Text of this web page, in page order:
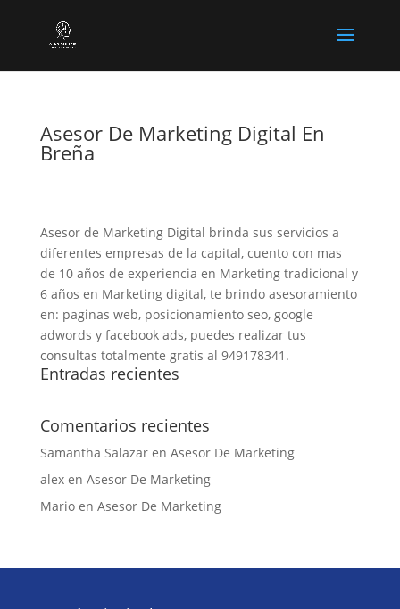
Asesor De Marketing Digital En
Breña
Asesor de Marketing Digital brinda sus servicios a
diferentes empresas de la capital, cuento con mas
de 10 años de experiencia en Marketing tradicional y
6 años en Marketing digital, te brindo asesoramiento
en: paginas web, posicionamiento seo, google
adwords y facebook ads, puedes realizar tus
consultas totalmente gratis al 949178341.
Entradas recientes
Comentarios recientes
Samantha Salazaren Asesor De Marketing
alexen Asesor De Marketing
Marioen Asesor De Marketing